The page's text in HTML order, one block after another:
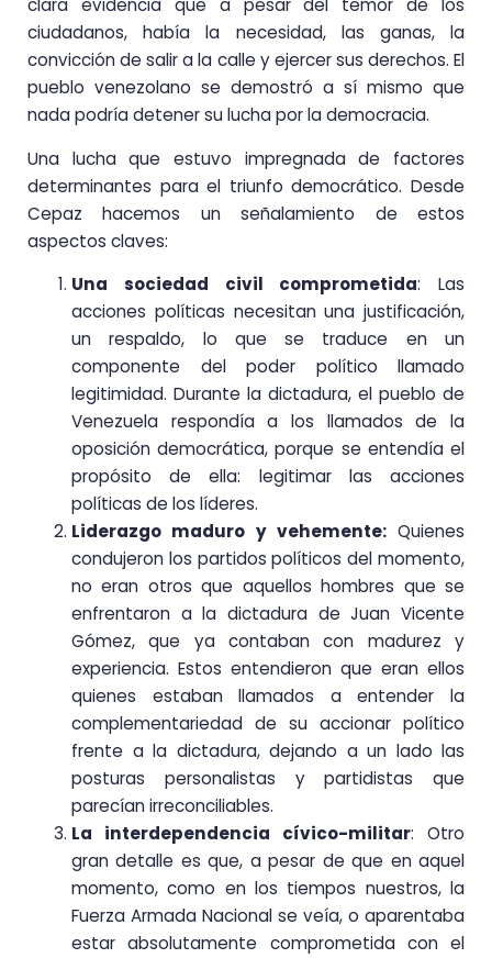
clara evidencia que a pesar del temor de los
ciudadanos, había la necesidad, las ganas, la
convicción de salir a la calle y ejercer sus derechos. El
pueblo venezolano se demostró a sí mismo que
nada podría detener su lucha por la democracia.
Una lucha que estuvo impregnada de factores
determinantes para el triunfo democrático. Desde
Cepaz hacemos un señalamiento de estos
aspectos claves:
Una sociedad civil comprometida: Las
acciones políticas necesitan una justificación,
un respaldo, lo que se traduce en un
componente del poder político llamado
legitimidad. Durante la dictadura, el pueblo de
Venezuela respondía a los llamados de la
oposición democrática, porque se entendía el
propósito de ella: legitimar las acciones
políticas de los líderes.
Liderazgo maduro y vehemente:Quienes
condujeron los partidos políticos del momento,
no eran otros que aquellos hombres que se
enfrentaron a la dictadura de Juan Vicente
Gómez, que ya contaban con madurez y
experiencia. Estos entendieron que eran ellos
quienes estaban llamados a entender la
complementariedad de su accionar político
frente a la dictadura, dejando a un lado las
posturas personalistas y partidistas que
parecían irreconciliables.
La interdependencia cívico-militar: Otro
gran detalle es que, a pesar de que en aquel
momento, como en los tiempos nuestros, la
Fuerza Armada Nacional se veía, o aparentaba
estar absolutamente comprometida con el